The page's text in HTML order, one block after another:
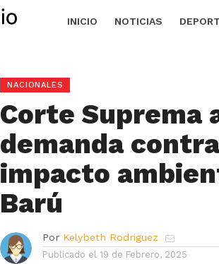
INICIO NOTICIAS
NACIONALES
Corte Suprema
demanda
impacto
Barú
Por Kelybeth Rodriguez
Publicado el 19 de Febrero, 2025